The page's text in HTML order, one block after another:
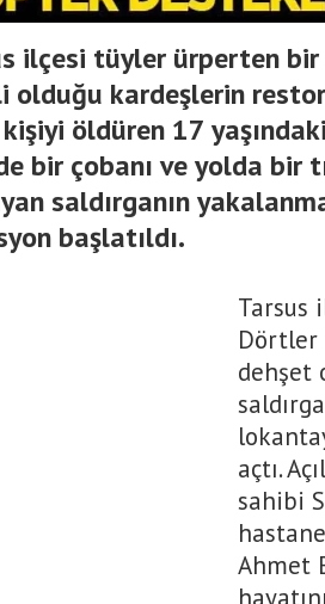
ilçesi tüyler ürperten
olduğu kardeşlerin
öldüren 17
bir çobanı ve yolda bir
saldırganın
başlatıldı.
Tarsus
Dörtler
dehşet
açtı.
sahibi
Ahmet